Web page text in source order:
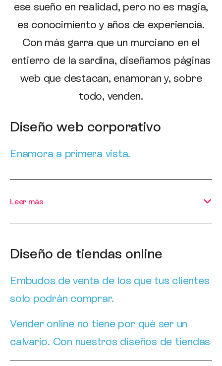
ese sueño en realidad, pero no es magia,
es conocimiento y años de experiencia.
Con más garra que un murciano en el
entierro de la sardina, diseñamos páginas
web que destacan, enamoran y, sobre
todo, venden.
Diseño web corporativo
Enamora a primera vista.
Tu empresa no es una más del montón, y
tu página web tampoco debería serlo.
valores, haciendo que cada visitante caiga
Leer más
Diseño de tiendas online
Embudos de venta de los que tus clientes
solo podrán comprar.
Vender online no tiene por qué ser un
calvario. Con nuestros diseños de tiendas
online, construimos verdaderos embudos